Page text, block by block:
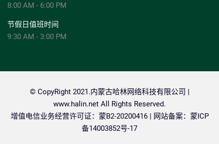
8:00 AM - 6:00 PM
节假日值班时间
9:30 AM - 3:00 PM
© CopyRight 2021.内蒙古哈林网络科技有限公司 |
www.halin.net All Rights Reserved.
增值电信业务经营许可证：蒙B2-20200416 | 网站备案： 蒙ICP
备14003852号-17